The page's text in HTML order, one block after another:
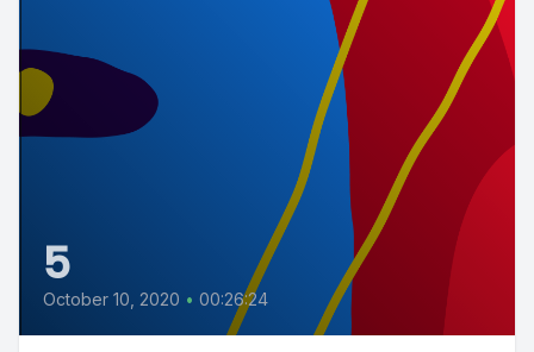
5
October 10, 2020 • 00:26:24